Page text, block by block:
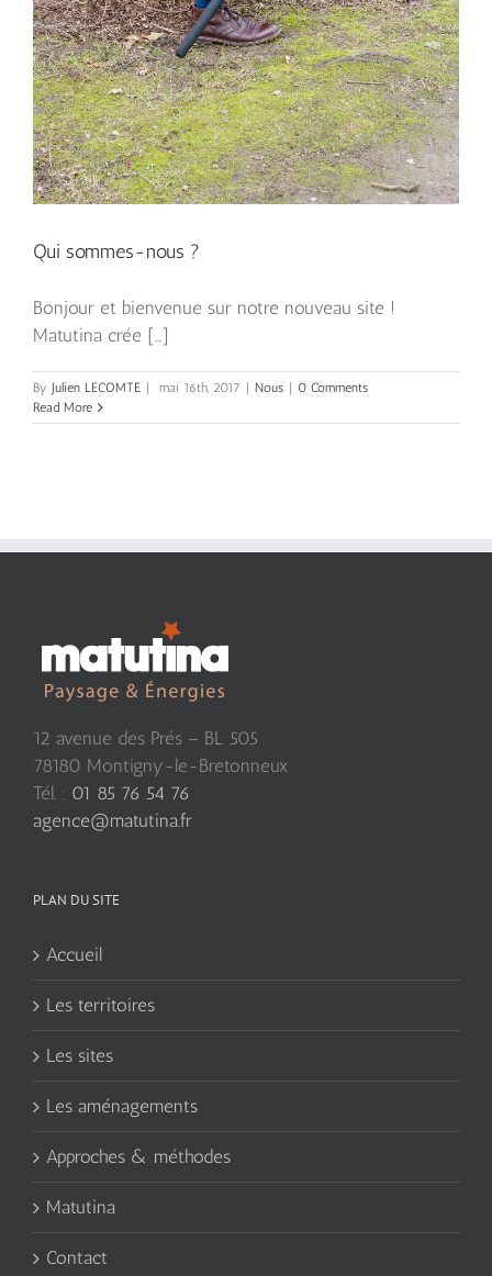
Qui sommes-nous ?
Bonjour et bienvenue sur notre nouveau site !
Matutina crée [...]
By Julien LECOMTE mai 16th, 2017 Nous
0 Comments
Read More
12 avenue des Prés – BL 505
78180 Montigny-le-Bretonneux
Tél. : 01 85 76 54 76
agence@matutina.fr
PLAN DU SITE
Accueil
Les territoires
Les sites
Les aménagements
Approches & méthodes
Matutina
Contact